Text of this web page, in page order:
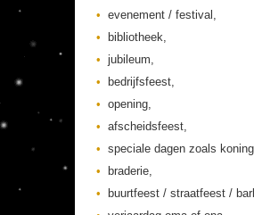
evenement / festival,
bibliotheek,
jubileum,
bedrijfsfeest,
opening,
afscheidsfeest,
speciale dagen zoals
braderie,
buurtfeest / straatfeest /